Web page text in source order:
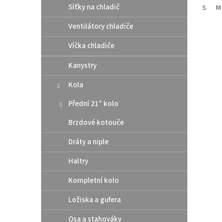
Síťky na chladič
Ventilátory chladiče
Víčka chladiče
Kanystry
Kola
Přední 21" kolo
Brzdové kotouče
Dráty a niple
Haltry
Kompletní kolo
Ložiska a gufera
Osa a stahováky
S
M